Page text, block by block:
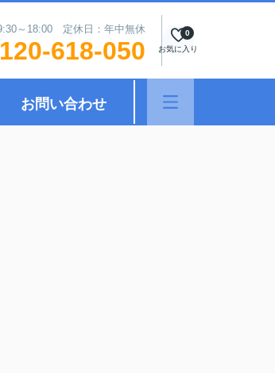
～18:00 定休日：年中無休
618-050 お気に入り
0
お問い合わせ